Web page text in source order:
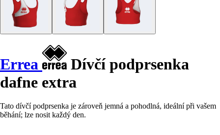
Errea
Dívčí podprsenka
dafne extra
Tato dívčí podprsenka je zároveň jemná a pohodlná, ideální při vašem
běhání; lze nosit každý den.